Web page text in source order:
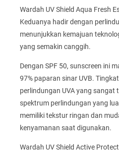
Wardah UV Shield Aqua Fresh
Keduanya hadir dengan
menunjukkan kemajuan
yang semakin canggih.
Dengan SPF 50, sunscreen ini
97% paparan sinar UVB.
perlindungan UVA yang sangat
spektrum perlindungan yang
memiliki tekstur ringan dan
kenyamanan saat digunakan.
Wardah UV Shield Active